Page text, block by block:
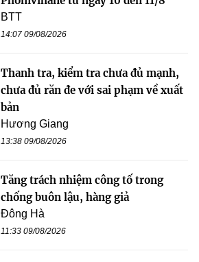
BTT
14:07 09/08/2026
Thanh tra, kiểm tra chưa đủ mạnh,
chưa đủ răn đe với sai phạm về xuất
bản
Hương Giang
13:38 09/08/2026
Tăng trách nhiệm công tố trong
chống buôn lậu, hàng giả
Đông Hà
11:33 09/08/2026